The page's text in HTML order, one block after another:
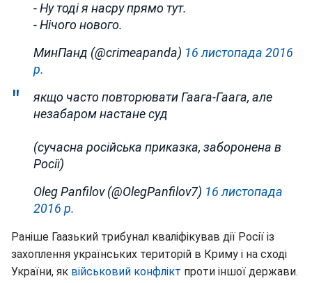
- Ну тоді я насру прямо тут.
- Нічого нового.
МинПанд (@crimeapanda) 16 листопада 2016
р.
якщо часто повторювати Гаага-Гаага, але
незабаром настане суд
(сучасна російська приказка, заборонена в
Росії)
Oleg Panfilov (@OlegPanfilov7) 16 листопада
2016 р.
Раніше Гаазький трибунал кваліфікував дії Росії із
захоплення українських територій в Криму і на сході
України, як військовий конфлікт проти іншої держави.